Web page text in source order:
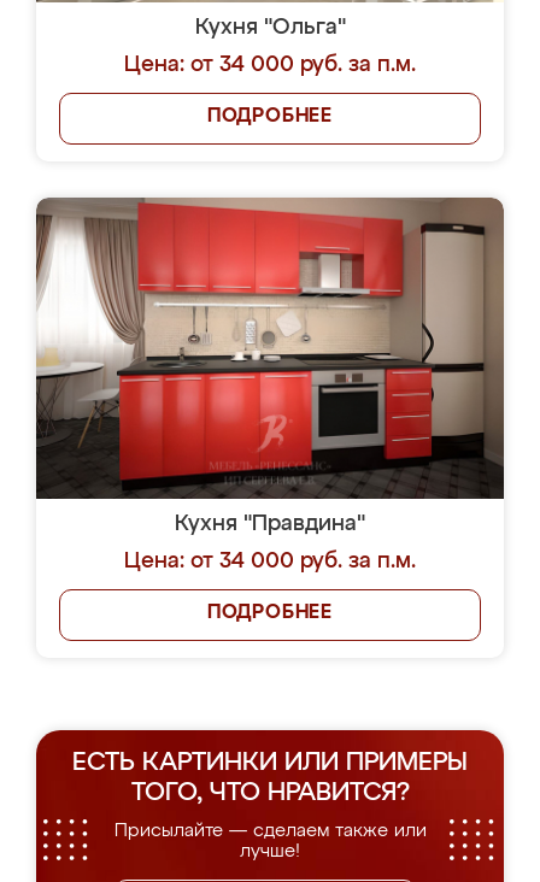
Кухня "Ольга"
Цена: от 34 000 руб. за п.м.
ПОДРОБНЕЕ
Кухня "Правдина"
Цена: от 34 000 руб. за п.м.
ПОДРОБНЕЕ
ЕСТЬ КАРТИНКИ ИЛИ ПРИМЕРЫ
ТОГО, ЧТО НРАВИТСЯ?
Присылайте — сделаем также или
лучше!